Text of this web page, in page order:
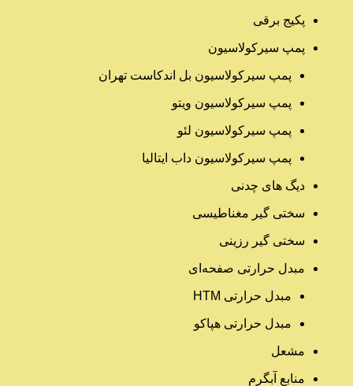
پکیج برقی
پمپ سیرکولاسیون
پمپ سیرکولاسیون بل اندکاست تهران
پمپ سیرکولاسیون ویتو
پمپ سیرکولاسیون لئو
پمپ سیرکولاسیون داب ایتالیا
دیگ های چدنی
سختی گیر مغناطیسی
سختی گیر رزینی
مبدل حرارتی صفحه‌ای
مبدل حرارتی HTM‎
مبدل حرارتی هپاکو
مشعل
منابع آبگرم